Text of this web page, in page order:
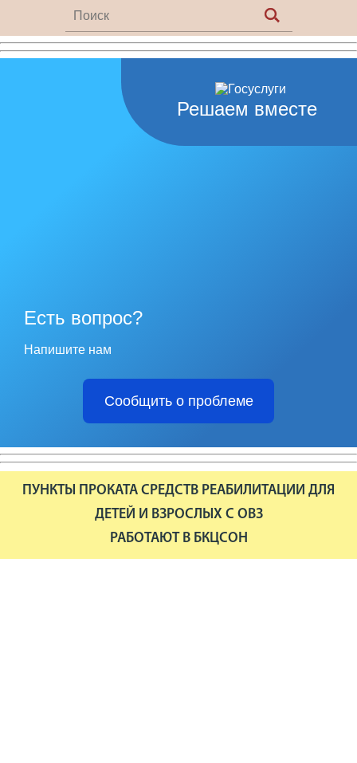
Решаем вместе
Есть вопрос?
Напишите нам
Сообщить о проблеме
ПУНКТЫ ПРОКАТА СРЕДСТВ РЕАБИЛИТАЦИИ ДЛЯ
ДЕТЕЙ И ВЗРОСЛЫХ С ОВЗ
РАБОТАЮТ В БКЦСОН